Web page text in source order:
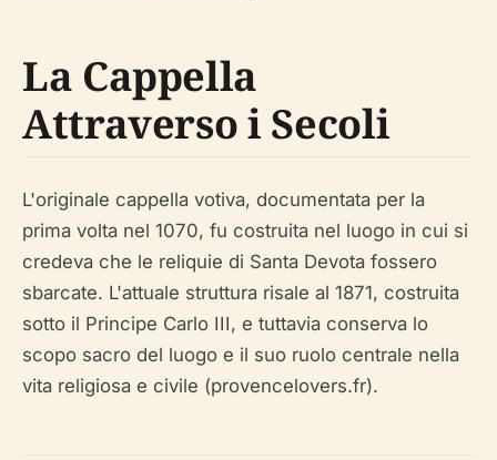
La Cappella
Attraverso i Secoli
L'originale cappella votiva, documentata per la
prima volta nel 1070, fu costruita nel luogo in cui si
credeva che le reliquie di Santa Devota fossero
sbarcate. L'attuale struttura risale al 1871, costruita
sotto il Principe Carlo III, e tuttavia conserva lo
scopo sacro del luogo e il suo ruolo centrale nella
vita religiosa e civile (provencelovers.fr).